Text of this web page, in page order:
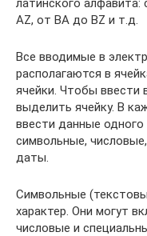
латинского
AZ, от BA до BZ и т.д.
Все вводимые в
располагаются в
ячейки. Чтобы ввести
выделить ячейку. В
ввести данные
символьные,
даты.
Символьные
характер. Они могут
числовые и